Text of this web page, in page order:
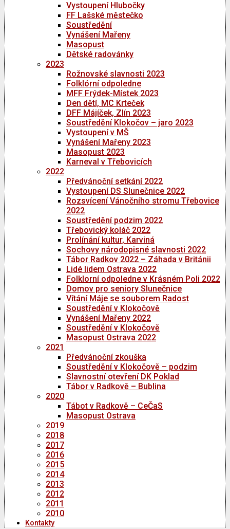
Vystoupení Hlubočky
FF Lašské městečko
Soustředění
Vynášení Mařeny
Masopust
Dětské radovánky
2023
Rožnovské slavnosti 2023
Folklórní odpoledne
MFF Frýdek-Místek 2023
Den dětí, MC Krteček
DFF Májíček, Zlín 2023
Soustředění Klokočov – jaro 2023
Vystoupení v MŠ
Vynášení Mařeny 2023
Masopust 2023
Karneval v Třebovicích
2022
Předvánoční setkání 2022
Vystoupení DS Slunečnice 2022
Rozsvícení Vánočního stromu Třebovice
2022
Soustředění podzim 2022
Třebovický koláč 2022
Prolínání kultur, Karviná
Sochovy národopisné slavnosti 2022
Tábor Radkov 2022 – Záhada v Británii
Lidé lidem Ostrava 2022
Folklorní odpoledne v Krásném Poli 2022
Domov pro seniory Slunečnice
Vítání Máje se souborem Radost
Soustředění v Klokočově
Vynášení Mařeny 2022
Soustředění v Klokočově
Masopust Ostrava 2022
2021
Předvánoční zkouška
Soustředění v Klokočově – podzim
Slavnostní otevření DK Poklad
Tábor v Radkově – Bublina
2020
Tábot v Radkově – CeČaS
Masopust Ostrava
2019
2018
2017
2016
2015
2014
2013
2012
2011
2010
Kontakty